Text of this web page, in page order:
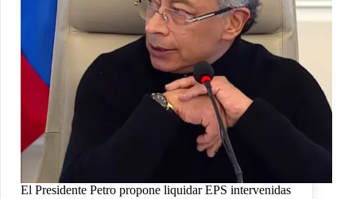
El Presidente Petro propone liquidar EPS intervenidas